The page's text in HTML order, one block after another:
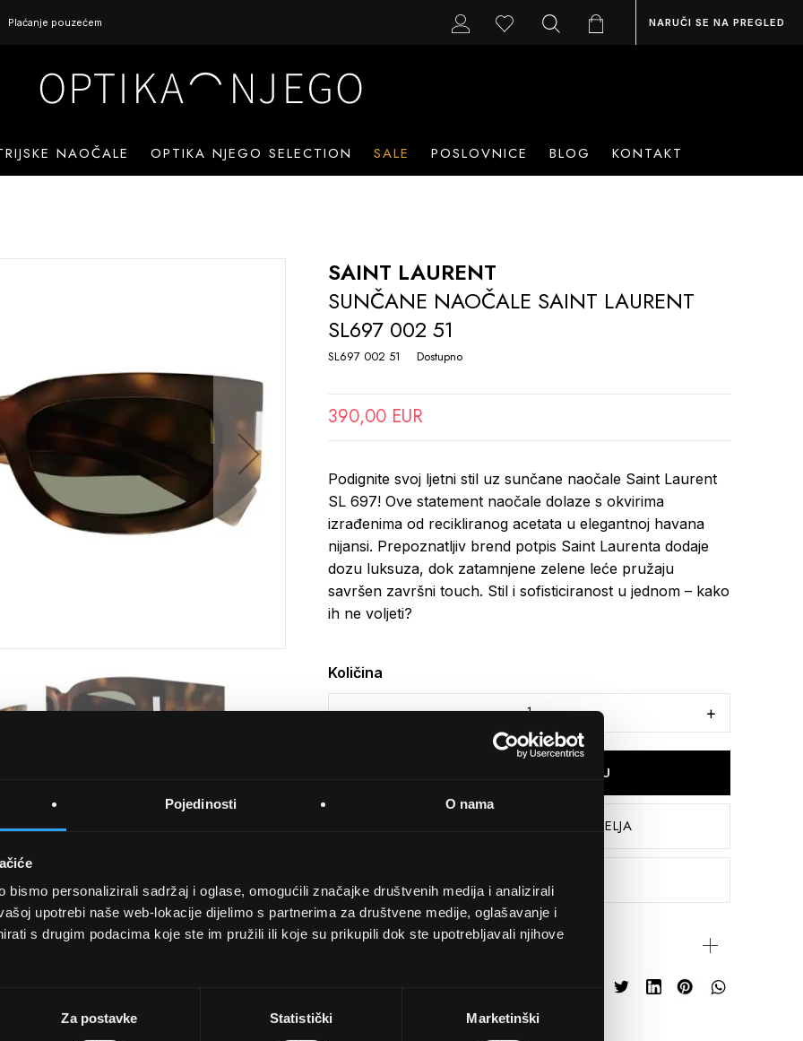
Pojedinosti O nama
bismo personalizirali sadržaj i oglase, omogućili značajke društvenih medija i analizirali
upotrebi naše web-lokacije dijelimo s partnerima za društvene medije, oglašavanje i
s drugim podacima koje ste im pružili ili koje su prikupili dok ste upotrebljavali njihove
Za postavke Statistički Marketinški
Plaćanje pouzećem NARUČI SE NA PREGLED
NAOČALE OPTIKA NJEGO SELECTION SALE POSLOVNICE BLOG KONTAKT
SAINT LAURENT
SUNČANE NAOČALE SAINT LAURENT
SL697 002 51
SL697 002 51 Dostupno
390,00 EUR
Podignite svoj ljetni stil uz sunčane naočale Saint Laurent
SL 697! Ove statement naočale dolaze s okvirima
izrađenima od recikliranog acetata u elegantnoj havana
nijansi. Prepoznatljiv brend potpis Saint Laurenta dodaje
dozu luksuza, dok zatamnjene zelene leće pružaju
savršen završni touch. Stil i sofisticiranost u jednom – kako
ih ne voljeti?
Količina
DODAJTE U KOŠARICU
SPREMITE NA LISTU ŽELJA
Detalji